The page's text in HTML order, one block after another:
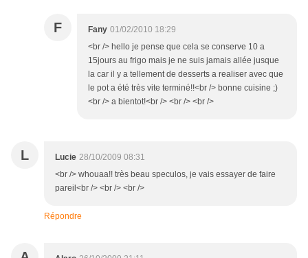
F Fany 01/02/2010 18:29
<br /> hello je pense que cela se conserve 10 a
15jours au frigo mais je ne suis jamais allée jusque
la car il y a tellement de desserts a realiser avec que
le pot a été très vite terminé!!<br /> bonne cuisine ;)
<br /> a bientot!<br /> <br /> <br />
L Lucie 28/10/2009 08:31
<br /> whouaa!! très beau speculos, je vais essayer de faire
pareil<br /> <br /> <br />
Répondre